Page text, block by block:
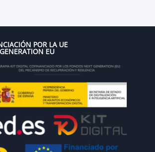
POR LA UE
EU